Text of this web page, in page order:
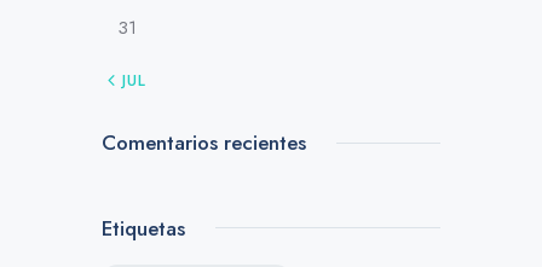
31
« JUL
Comentarios recientes
Etiquetas